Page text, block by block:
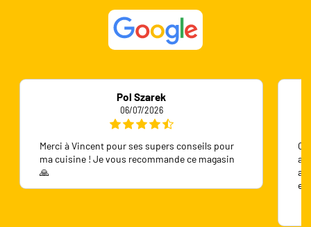
Pol Szarek
06/07/2026
Merci à Vincent pour ses supers conseils pour
ma cuisine ! Je vous recommande ce magasin
🙏